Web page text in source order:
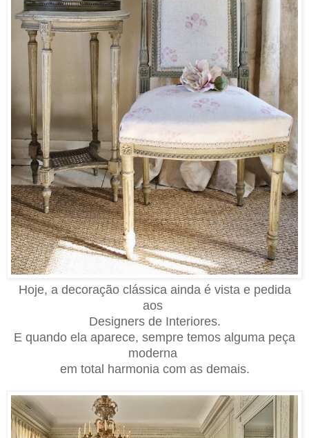
Hoje, a decoração clássica ainda é vista e pedida
aos
Designers de Interiores.
E quando ela aparece, sempre temos alguma peça
moderna
em total harmonia com as demais.